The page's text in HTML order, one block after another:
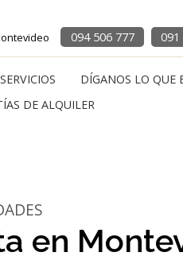
094 506 777 091
SERVICIOS DÍGANOS LO QUE
DE ALQUILER
en